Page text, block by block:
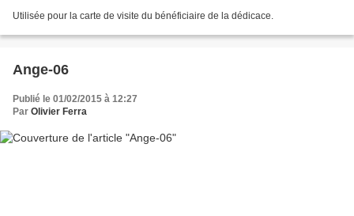
Utilisée pour la carte de visite du bénéficiaire de la dédicace.
Ange-06
Publié le 01/02/2015 à 12:27
Par Olivier Ferra